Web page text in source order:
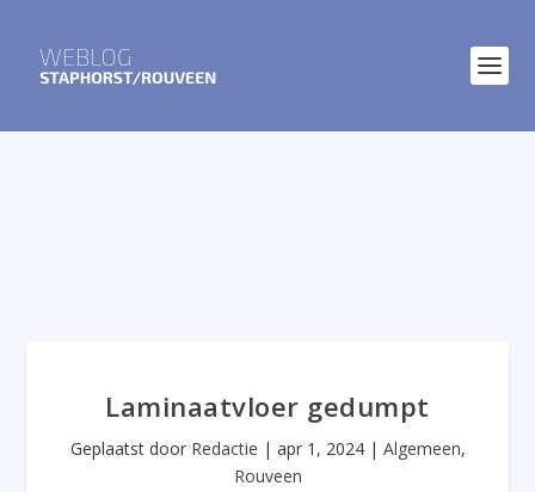
Laminaatvloer gedumpt
Geplaatst door Redactie | apr 1, 2024| Algemeen,
Rouveen